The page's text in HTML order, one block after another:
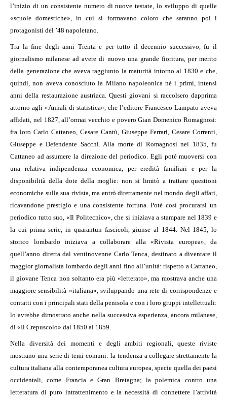
l’inizio di un consistente numero di nuove testate, lo sviluppo di quelle
«scuole domestiche», in cui si formavano coloro che saranno poi i
protagonisti del ’48 napoletano.
Tra la fine degli anni Trenta e per tutto il decennio successivo, fu il
giornalismo milanese ad avere di nuovo una grande fioritura, per merito
della generazione che aveva raggiunto la maturità intorno al 1830 e che,
quindi, non aveva conosciuto la Milano napoleonica né i primi, intensi
anni della restaurazione austriaca. Questi giovani si raccolsero dapprima
attorno agli «Annali di statistica», che l’editore Francesco Lampato aveva
affidati, nel 1827, all’ormai vecchio e povero Gian Domenico Romagnosi:
fra loro Carlo Cattaneo, Cesare Cantù, Giuseppe Ferrari, Cesare Correnti,
Giuseppe e Defendente Sacchi. Alla morte di Romagnosi nel 1835, fu
Cattaneo ad assumere la direzione del periodico. Egli poté muoversi con
una relativa indipendenza economica, per eredità familiari e per la
disponibilità della dote della moglie: non si limitò a trattare questioni
economiche sulla sua rivista, ma entrò direttamente nel mondo degli affari,
ricavandone prestigio e una consistente fortuna. Poté così procurarsi un
periodico tutto suo, «Il Politecnico», che si iniziava a stampare nel 1839 e
la cui prima serie, in quarantun fascicoli, giunse al 1844. Nel 1845, lo
storico lombardo iniziava a collaborare alla «Rivista europea», da
quell’anno diretta dal ventinovenne Carlo Tenca, destinato a diventare il
maggior giornalista lombardo degli anni fino all’unità: rispetto a Cattaneo,
il giovane Tenca non soltanto era più «letterato», ma mostrava anche una
maggiore sensibilità «italiana», sviluppando una rete di corrispondenze e
contatti con i principali stati della penisola e con i loro gruppi intellettuali:
lo avrebbe dimostrato anche nella successiva esperienza, ancora milanese,
di «Il Crepuscolo» dal 1850 al 1859.
Nella diversità dei momenti e degli ambiti regionali, queste riviste
mostrano una serie di temi comuni: la tendenza a collegare strettamente la
cultura italiana alla contemporanea cultura europea, specie quella dei paesi
occidentali, come Francia e Gran Bretagna; la polemica contro una
letteratura di puro intrattenimento e la necessità di connettere l’attività